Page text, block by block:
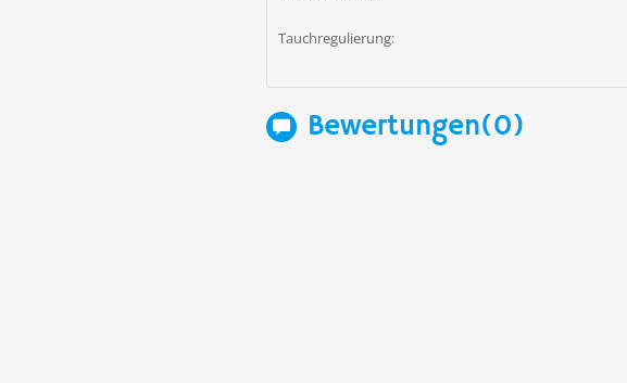
Tauchregulierung:
Bewertungen(0)